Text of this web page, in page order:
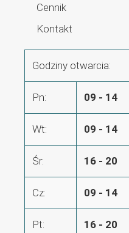
Cennik
Kontakt
Godziny otwarcia:
Pn: 09 - 14
Wt: 09 - 14
Śr: 16 - 20
Cz: 09 - 14
Pt: 16 - 20